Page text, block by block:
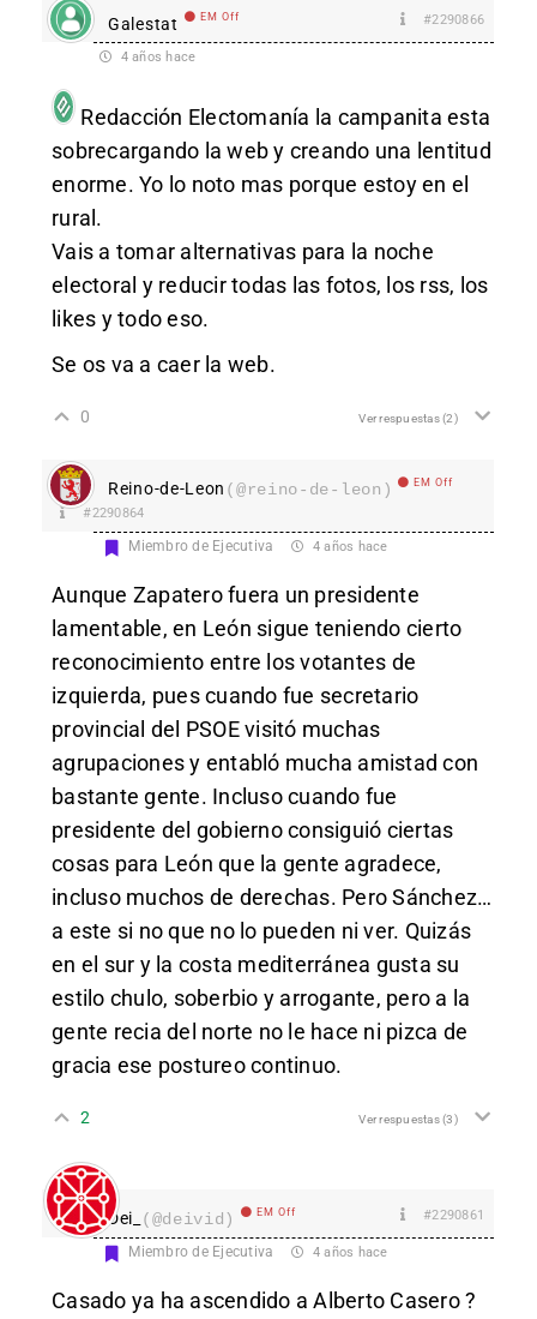
Galestat EM Off #2290866
4 años hace
Redacción Electomanía la campanita esta
sobrecargando la web y creando una lentitud
enorme. Yo lo noto mas porque estoy en el
rural.
Vais a tomar alternativas para la noche
electoral y reducir todas las fotos, los rss, los
likes y todo eso.
Se os va a caer la web.
0 Ver respuestas(2)
Reino-de-Leon (@reino-de-leon) EM Off
#2290864
Miembro de Ejecutiva 4 años hace
Aunque Zapatero fuera un presidente
lamentable, en León sigue teniendo cierto
reconocimiento entre los votantes de
izquierda, pues cuando fue secretario
provincial del PSOE visitó muchas
agrupaciones y entabló mucha amistad con
bastante gente. Incluso cuando fue
presidente del gobierno consiguió ciertas
cosas para León que la gente agradece,
incluso muchos de derechas. Pero Sánchez…
a este si no que no lo pueden ni ver. Quizás
en el sur y la costa mediterránea gusta su
estilo chulo, soberbio y arrogante, pero a la
gente recia del norte no le hace ni pizca de
gracia ese postureo continuo.
2 Ver respuestas(3)
Dei_ (@deivid) EM Off #2290861
Miembro de Ejecutiva 4 años hace
Casado ya ha ascendido a Alberto Casero ?